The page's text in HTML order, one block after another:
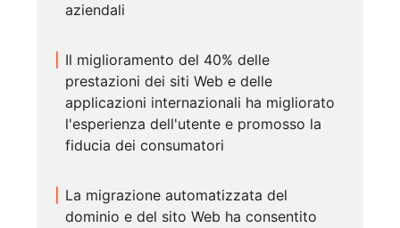
aziendali
Il miglioramento del 40% delle
prestazioni dei siti Web e delle
applicazioni internazionali ha migliorato
l'esperienza dell'utente e promosso la
fiducia dei consumatori
La migrazione automatizzata del
dominio e del sito Web ha consentito